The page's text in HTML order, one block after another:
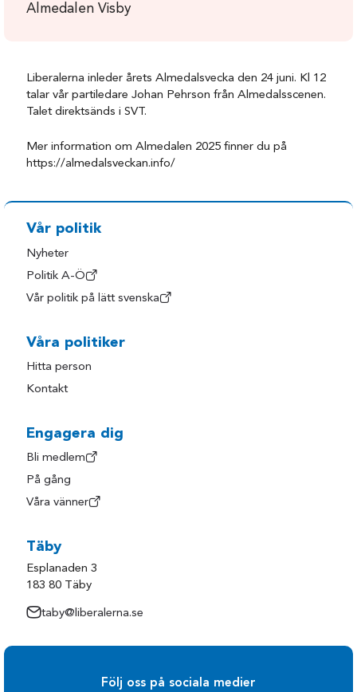
Almedalen Visby
Liberalerna inleder årets Almedalsvecka den 24 juni. Kl 12
talar vår partiledare Johan Pehrson från Almedalsscenen.
Talet direktsänds i SVT.
Mer information om Almedalen 2025 finner du på
https://almedalsveckan.info/
Vår politik
Nyheter
Politik A-Ö
Vår politik på lätt svenska
Våra politiker
Hitta person
Kontakt
Engagera dig
Bli medlem
På gång
Våra vänner
Täby
Esplanaden 3
183 80 Täby
taby@liberalerna.se
Följ oss på sociala medier